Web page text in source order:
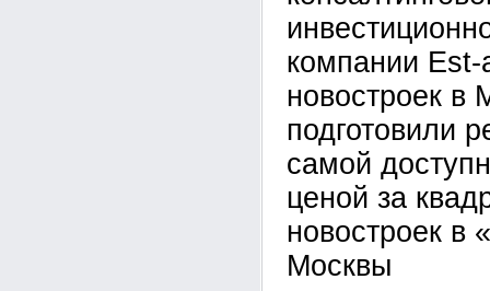
компании
новостроек в
подготовили
самой
ценой за
новостроек в
Москвы